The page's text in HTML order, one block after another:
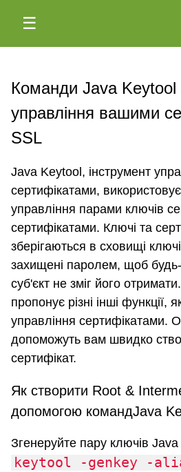
☰
Команди Java Keytool
управління вашими
SSL
Java Keytool, інструмент
сертифікатами,
управління парами ключів
сертифікатами. Ключі та
зберігаються в сховищі
захищені паролем, щоб
суб'єкт не зміг його
пропонує різні інші функції,
управління сертифікатами.
допоможуть вам швидко
сертифікат.
Як створити Root &
допомогою командJava
Згенеруйте пару ключів
keytool -genkey -